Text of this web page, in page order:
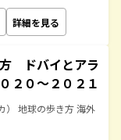
詳細を見る
ドバイとアラ
２０～２０２１
） 地球の歩き方 海外